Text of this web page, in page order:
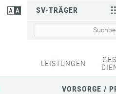
SV-TRÄGER
LEISTUNGEN
VORSORGE /